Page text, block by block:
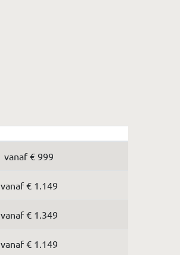
vanaf € 999
vanaf € 1.149
vanaf € 1.349
vanaf € 1.149